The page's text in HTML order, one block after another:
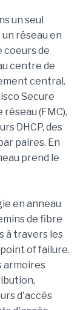
un seul
réseau en
coeurs de
centre de
central.
Secure
(FMC),
DHCP, des
paires. En
prend le
en anneau
de fibre
à travers les
of failure.
armoires
d'accès